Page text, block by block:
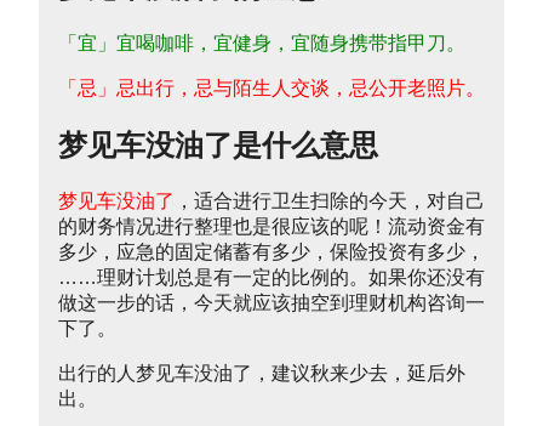
「宜」宜喝咖啡，宜健身，宜随身携带指甲刀。
「忌」忌出行，忌与陌生人交谈，忌公开老照片。
梦见车没油了是什么意思
梦见车没油了 ，适合进行卫生扫除的今天，对自己
的财务情况进行整理也是很应该的呢！流动资金有
多少，应急的固定储蓄有多少，保险投资有多少，
……理财计划总是有一定的比例的。如果你还没有
做这一步的话，今天就应该抽空到理财机构咨询一
下了。
出行的人梦见车没油了，建议秋来少去，延后外
出。